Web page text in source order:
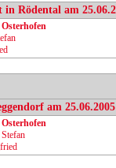
in Rödental am
am 25.06.2005